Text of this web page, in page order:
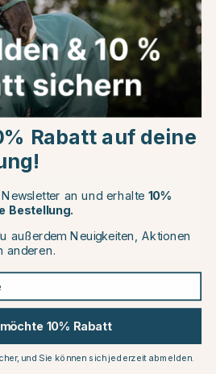
Ihnen gefallen könnten
to equinest.de
Rabatt auf deine
an und erhalte 10%
Bestellung.
außerdem Neuigkeiten, Aktionen
anderen.
10% Rabatt
und Sie können sich jederzeit abmelden.